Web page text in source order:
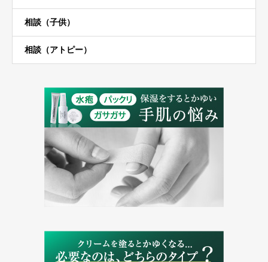
相談（子供）
相談（アトピー）